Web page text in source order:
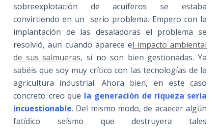
sobreexplotación de acuíferos se estaba
convirtiendo en un serio problema. Empero con la
implantación de las desaladoras el problema se
resolvió, aun cuando aparece el impacto ambiental
de sus salmueras, si no son bien gestionadas. Ya
sabéis que soy muy crítico con las tecnologías de la
agricultura industrial. Ahora bien, en este caso
concreto creo que la generación de riqueza sería
incuestionable. Del mismo modo, de acaecer algún
fatídico seísmo que destruyera tales